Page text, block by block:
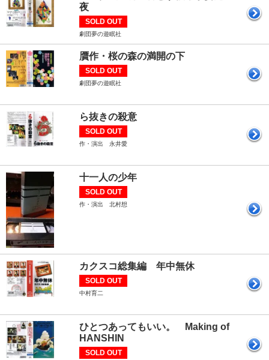
夜
SOLD OUT
劇団夢の遊眠社
贋作・桜の森の満開の下
SOLD OUT
劇団夢の遊眠社
ら抜きの殺意
SOLD OUT
作・演出 永井愛
十一人の少年
SOLD OUT
作・演出 北村想
カクスコ総集編 年中無休
SOLD OUT
中村育二
ひとつあってもいい。 Making of
HANSHIN
SOLD OUT